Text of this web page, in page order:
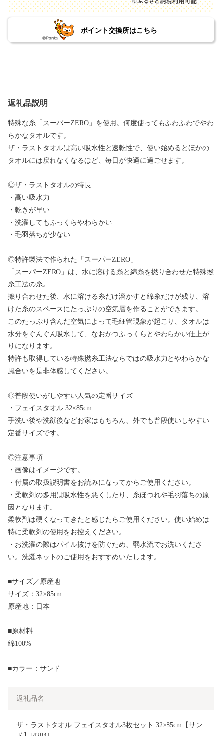
ポイント交換所はこちら
返礼品説明
特殊な糸「スーパーZERO」を使用。何度使ってもふわふわでやわ
らかなタオルです。
ザ・ラストタオルは高い吸水性と速乾性で、使い始めるとほかの
タオルには戻れなくなるほど、毎日が快適に過ごせます。
◎ザ・ラストタオルの特長
・高い吸水力
・乾きが早い
・洗濯してもふっくらやわらかい
・毛羽落ちが少ない
◎特許製法で作られた「スーパーZERO」
「スーパーZERO」は、水に溶ける糸と綿糸を撚り合わせた特殊撚
糸工法の糸。
撚り合わせた後、水に溶ける糸だけ溶かすと綿糸だけが残り、溶
けた糸のスペースにたっぷりの空気層を作ることができます。
このたっぷり含んだ空気によって毛細管現象が起こり、タオルは
水分をぐんぐん吸水して、なおかつふっくらとやわらかい仕上が
りになります。
特許も取得している特殊撚糸工法ならではの吸水力とやわらかな
風合いを是非体感してください。
◎普段使いがしやすい人気の定番サイズ
・フェイスタオル 32×85cm
手洗い後や洗顔後などお家はもちろん、外でも普段使いしやすい
定番サイズです。
◎注意事項
・画像はイメージです。
・付属の取扱説明書をお読みになってからご使用ください。
・柔軟剤の多用は吸水性を悪くしたり、糸ほつれや毛羽落ちの原
因となります。
柔軟剤は硬くなってきたと感じたらご使用ください。使い始めは
特に柔軟剤の使用をお控えください。
・お洗濯の際はパイル抜けを防ぐため、弱水流でお洗いくださ
い。洗濯ネットのご使用をおすすめいたします。
■サイズ／原産地
サイズ：32×85cm
原産地：日本
■原材料
綿100%
■カラー：サンド
返礼品名
ザ・ラストタオル フェイスタオル3枚セット 32×85cm【サン